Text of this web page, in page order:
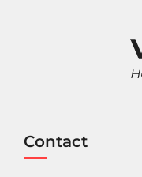
Contact